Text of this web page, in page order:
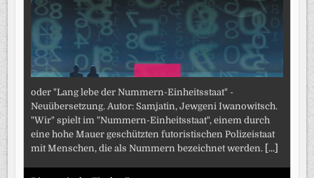
oder "Lang lebe der Nummern-Einheitsstaat" -
Neuübersetzung. Autor: Samjatin, Jewgeni Iwanowitsch.
"Wir" spielt im "Nummern-Einheitsstaat", einem durch
eine hohe Mauer geschützten futoristischen Polizeistaat
mit Menschen, die als Nummern bezeichnet werden. [...]